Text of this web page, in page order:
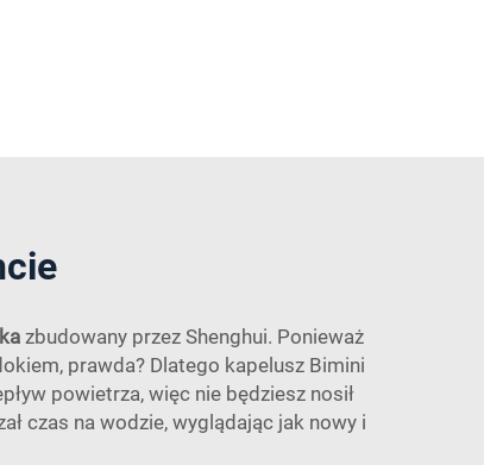
zbudowany przez Shenghui. Ponieważ
prawda? Dlatego kapelusz Bimini
powietrza, więc nie będziesz nosił
czas na wodzie, wyglądając jak nowy i